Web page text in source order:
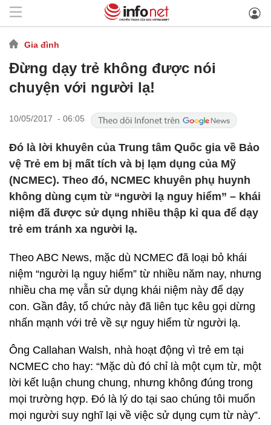
Gia đình
Đừng dạy trẻ không được nói
chuyện với người lạ!
10/05/2017 - 06:05
Đó là lời khuyên của Trung tâm Quốc gia về Bảo
vệ Trẻ em bị mất tích và bị lạm dụng của Mỹ
(NCMEC). Theo đó, NCMEC khuyên phụ huynh
không dùng cụm từ “người lạ nguy hiểm” – khái
niệm đã được sử dụng nhiều thập kỉ qua để dạy
trẻ em tránh xa người lạ.
Theo ABC News, mặc dù NCMEC đã loại bỏ khái
niệm “người lạ nguy hiểm” từ nhiều năm nay, nhưng
nhiều cha mẹ vẫn sử dụng khái niệm này để dạy
con. Gần đây, tổ chức này đã liên tục kêu gọi dừng
nhấn mạnh với trẻ về sự nguy hiểm từ người lạ.
Ông Callahan Walsh, nhà hoạt động vì trẻ em tại
NCMEC cho hay: “Mặc dù đó chỉ là một cụm từ, một
lời kết luận chung chung, nhưng không đúng trong
mọi trường hợp. Đó là lý do tại sao chúng tôi muốn
mọi người suy nghĩ lại về việc sử dụng cụm từ này”.